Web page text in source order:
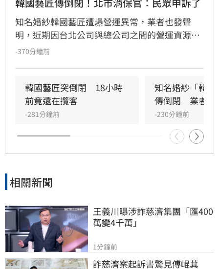
韓國藝匠傳倒閉！北市消保官：民眾申訴了
知名婚紗韓國藝匠遭爆營運異常，業者也發聲
明，近期因台北公司與總公司之間的營運資源
「出現重大調整與切割」，引發據點無法繼續營
租約僅到明日(11日)。現已接獲2件申訴案。
-370分鐘前
韓國藝匠突倒閉　18小時
前竟還在攬客
-281分鐘前
知名婚紗「韓
傳倒閉　業者發
-230分鐘前
相關新聞
王義川曝涉詐慈濟集團「匯400
萬變4千萬」
1分鐘前
詐慈濟案起訴書驚見傅崐萁